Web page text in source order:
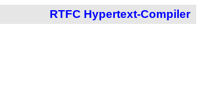
RTFC Hypertext-Compiler